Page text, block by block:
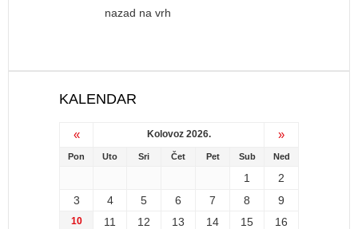
nazad na vrh
KALENDAR
« Kolovoz 2026. »
Pon Uto Sri Čet Pet Sub Ned
1
2
3
4 5 6 7 8 9
10 11 12 13 14 15
16